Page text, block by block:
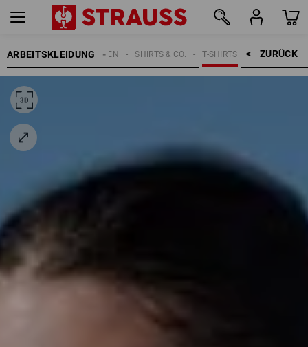
ARBEITSKLEIDUNG ZURÜCK    >
T-SHIRTS
SHIRTS & CO.
DAMEN